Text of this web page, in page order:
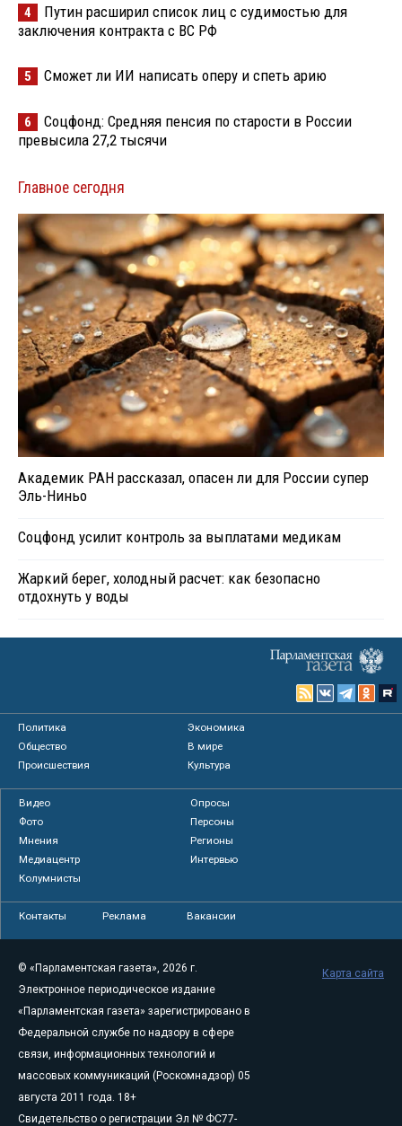
4
Путин расширил список лиц с судимостью для
заключения контракта с ВС РФ
5 Сможет ли ИИ написать оперу и спеть арию
6
Соцфонд: Средняя пенсия по старости в России
превысила 27,2 тысячи
Главное сегодня
Академик РАН рассказал, опасен ли для России супер
Эль-Ниньо
Соцфонд усилит контроль за выплатами медикам
Жаркий берег, холодный расчет: как безопасно
отдохнуть у воды
Политика
Экономика
Общество
В мире
Происшествия
Культура
Видео
Опросы
Фото
Персоны
Мнения
Регионы
Медиацентр
Интервью
Колумнисты
Контакты Реклама Вакансии
© «Парламентская газета», 2026 г.
Электронное периодическое издание
«Парламентская газета» зарегистрировано в
Федеральной службе по надзору в сфере
связи, информационных технологий и
массовых коммуникаций (Роскомнадзор) 05
августа 2011 года. 18+
Свидетельство о регистрации Эл № ФС77-
Карта сайта